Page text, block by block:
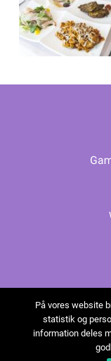
På vores website
statistik og
information deles